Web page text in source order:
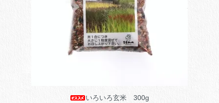
いろいろ玄米 300g